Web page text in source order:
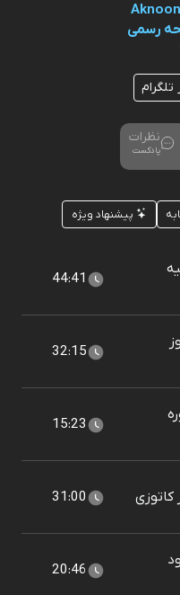
رسمی
تلگرام
نظرات
پادکست
پیشنهاد ویژه
44:41
32:15
15:23
31:00
20:46